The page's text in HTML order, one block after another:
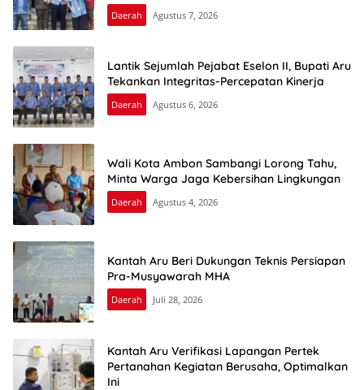
Daerah Agustus 7, 2026
Lantik Sejumlah Pejabat Eselon II, Bupati Aru
Tekankan Integritas-Percepatan Kinerja
Daerah Agustus 6, 2026
Wali Kota Ambon Sambangi Lorong Tahu,
Minta Warga Jaga Kebersihan Lingkungan
Daerah Agustus 4, 2026
Kantah Aru Beri Dukungan Teknis Persiapan
Pra-Musyawarah MHA
Daerah Juli 28, 2026
Kantah Aru Verifikasi Lapangan Pertek
Pertanahan Kegiatan Berusaha, Optimalkan
Ini